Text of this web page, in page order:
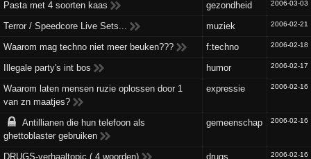
Pasta met 4 soorten kaas gezondheid 2006-03-03
Terror / Speedcore Live Sets... muziek 2006-02-21
Waarom mag techno niet meer beuken??? f:techno 2006-02-18
Illegale party's int bos humor 2006-02-17
Waarom laten mensen ruzie oplossen door 1
van zn maatjes?
expressie 2006-02-16
Antillianen die hun telefoon als
ghettoblaster gebruiken
gemeenschap 2006-02-16
DRUGS-verhaaltopic ( 4 woorden) drugs 2006-02-16